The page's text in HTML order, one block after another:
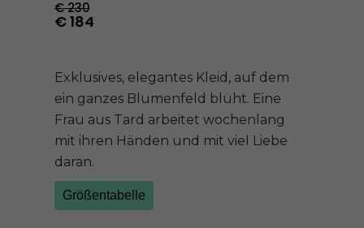
€230
€184
Exklusives, elegantes Kleid, auf dem
ein ganzes Blumenfeld blüht. Eine
Frau aus Tard arbeitet wochenlang
mit ihren Händen und mit viel Liebe
daran.
Größentabelle